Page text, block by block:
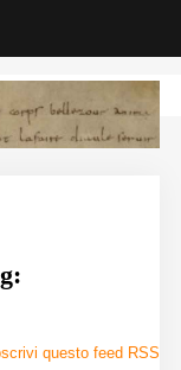
questo feed RSS